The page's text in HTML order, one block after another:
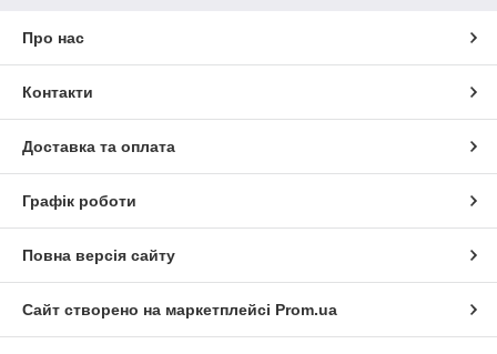
Про нас
Контакти
Доставка та оплата
Графік роботи
Повна версія сайту
Сайт створено на маркетплейсі Prom.ua